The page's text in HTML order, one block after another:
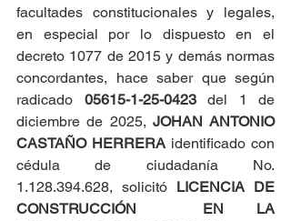
facultades constitucionales y legales,
en especial por lo dispuesto en el
decreto 1077 de 2015 y demás normas
concordantes, hace saber que según
radicado 05615-1-25-0423 del 1 de
diciembre de 2025, JOHAN ANTONIO
CASTAÑO HERRERA identificado con
cédula de ciudadanía No.
1.128.394.628, solicitó LICENCIA DE
CONSTRUCCIÓN  EN LA